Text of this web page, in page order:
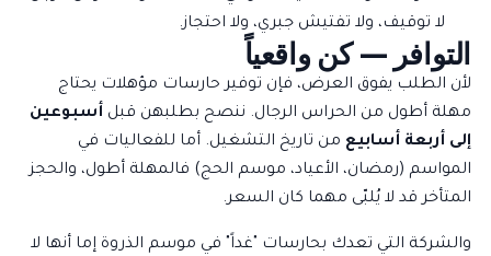
لا توقيف، ولا تفتيش جبري، ولا احتجاز.
التوافر — كن واقعياً
لأن الطلب يفوق العرض، فإن توفير حارسات مؤهلات يحتاج
مهلة أطول من الحراس الرجال. ننصح بطلبهن قبل أسبوعين
إلى أربعة أسابيع من تاريخ التشغيل. أما للفعاليات في
المواسم (رمضان، الأعياد، موسم الحج) فالمهلة أطول، والحجز
المتأخر قد لا يُلبّى مهما كان السعر.
والشركة التي تعدك بحارسات "غداً" في موسم الذروة إما أنها لا